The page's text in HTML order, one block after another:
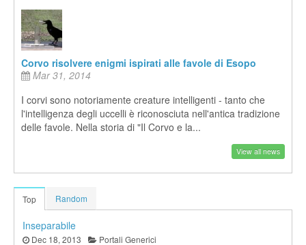
Corvo risolvere enigmi ispirati alle favole di Esopo
Mar 31, 2014
I corvi sono notoriamente creature intelligenti - tanto che
l'intelligenza degli uccelli è riconosciuta nell'antica tradizione
delle favole. Nella storia di "Il Corvo e la...
View all news
Top Random
Inseparabile
Dec 18, 2013 Portali Generici